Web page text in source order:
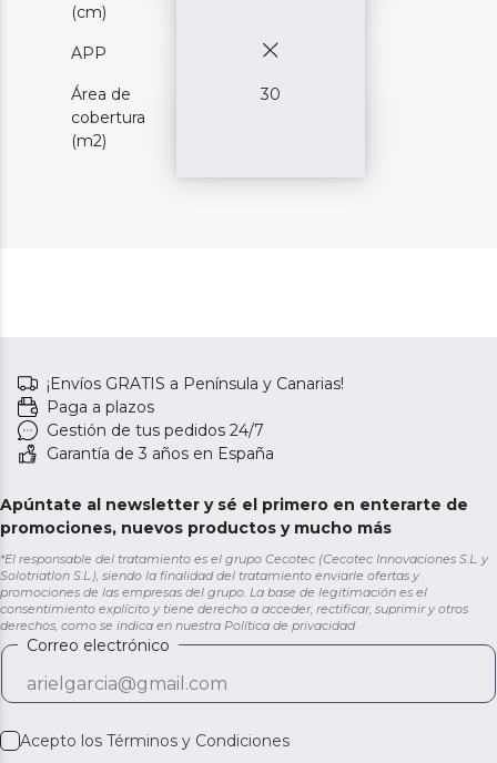
(cm)
APP
Área de
cobertura
(m2)
30
¡Envíos GRATIS a Península y Canarias!
Paga a plazos
Gestión de tus pedidos 24/7
Garantía de 3 años en España
Apúntate al newsletter y sé el primero en enterarte de
promociones, nuevos productos y mucho más
*El responsable del tratamiento es el grupo Cecotec (Cecotec Innovaciones S.L. y
Solotriatlon S.L.), siendo la finalidad del tratamiento enviarle ofertas y
promociones de las empresas del grupo. La base de legitimación es el
consentimiento explícito y tiene derecho a acceder, rectificar, suprimir y otros
derechos, como se indica en nuestra Política de privacidad
Correo electrónico
Acepto los Términos y Condiciones